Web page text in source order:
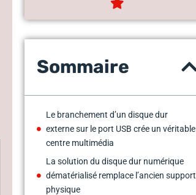
Sommaire
Le branchement d’un disque dur
externe sur le port USB crée un véritable
centre multimédia
La solution du disque dur numérique
dématérialisé remplace l’ancien support
physique